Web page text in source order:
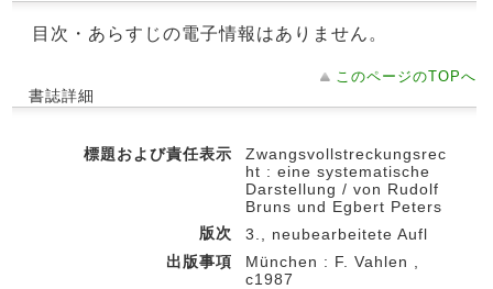
目次・あらすじの電子情報はありません。
このページのTOPへ
書誌詳細
標題および責任表示
Zwangsvollstreckungsrec
ht : eine systematische
Darstellung / von Rudolf
Bruns und Egbert Peters
版次
3., neubearbeitete Aufl
出版事項
München : F. Vahlen ,
c1987